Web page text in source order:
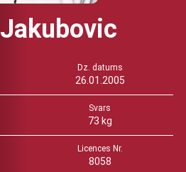
Jakubovic
Dz. datums
26.01.2005
Svars
73 kg
Licences Nr.
8058